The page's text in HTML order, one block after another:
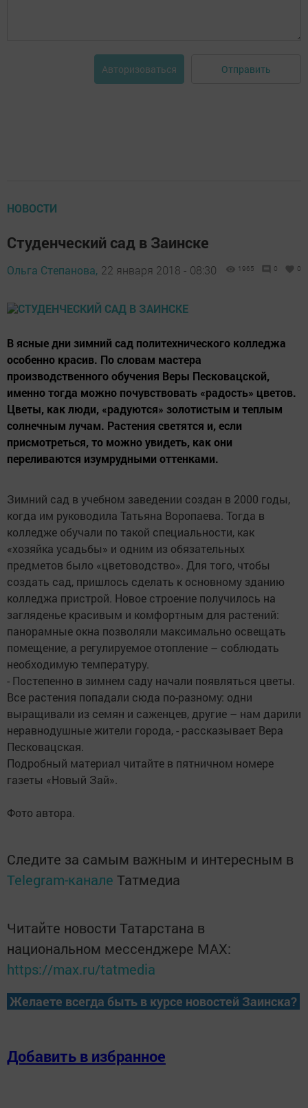
Авторизоваться Отправить
НОВОСТИ
Студенческий сад в Заинске
Ольга Степанова, 22 января 2018 - 08:30 1965 0 0
В ясные дни зимний сад политехнического колледжа
особенно красив. По словам мастера
производственного обучения Веры Песковацской,
именно тогда можно почувствовать «радость» цветов.
Цветы, как люди, «радуются» золотистым и теплым
солнечным лучам. Растения светятся и, если
присмотреться, то можно увидеть, как они
переливаются изумрудными оттенками.
Зимний сад в учебном заведении создан в 2000 годы,
когда им руководила Татьяна Воропаева. Тогда в
колледже обучали по такой специальности, как
«хозяйка усадьбы» и одним из обязательных
предметов было «цветоводство». Для того, чтобы
создать сад, пришлось сделать к основному зданию
колледжа пристрой. Новое строение получилось на
загляденье красивым и комфортным для растений:
панорамные окна позволяли максимально освещать
помещение, а регулируемое отопление – соблюдать
необходимую температуру.
- Постепенно в зимнем саду начали появляться цветы.
Все растения попадали сюда по-разному: одни
выращивали из семян и саженцев, другие – нам дарили
неравнодушные жители города, - рассказывает Вера
Песковацская.
Подробный материал читайте в пятничном номере
газеты «Новый Зай».
Фото автора.
Следите за самым важным и интересным в
Telegram-канале Татмедиа
Читайте новости Татарстана в
национальном мессенджере MАХ:
https://max.ru/tatmedia
Желаете всегда быть в курсе новостей Заинска?
Добавить в избранное